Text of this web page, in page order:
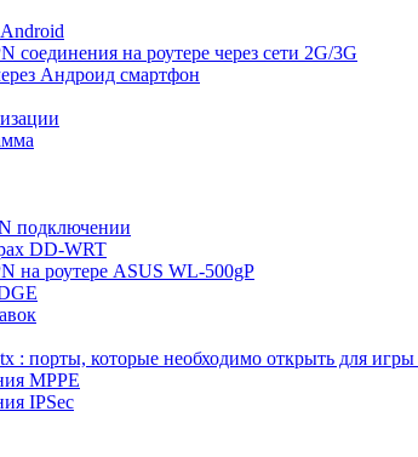
соединения на роутере через сети 2G/3G
Андроид смартфон
подключении
DD-WRT
на роутере ASUS WL-500gP
: порты, которые необходимо открыть для игры
MPPE
IPSec